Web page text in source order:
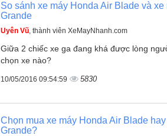
So sánh xe máy Honda Air Blade và xe
Grande
Uyên Vũ, thành viên XeMayNhanh.com
Giữa 2 chiếc xe ga đang khá được lòng
chọn xe nào?
10/05/2016 09:54:59 5830
Chọn mua xe máy Honda Air Blade
Grande?